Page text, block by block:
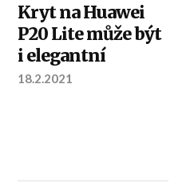
Kryt na Huawei
P20 Lite může být
i elegantní
18.2.2021